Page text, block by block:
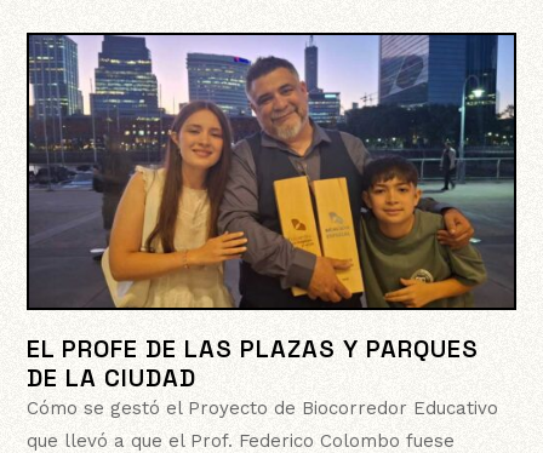
EL PROFE DE LAS PLAZAS Y PARQUES
DE LA CIUDAD
Cómo se gestó el Proyecto de Biocorredor Educativo
que llevó a que el Prof. Federico Colombo fuese